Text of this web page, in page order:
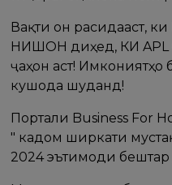
Вақти он расидааст,
НИШОН диҳед, КИ APL
ҷаҳон аст! Имкониятҳо
кушода шуданд!
Портали Business For
" кадом ширкати
2024 эътимоди